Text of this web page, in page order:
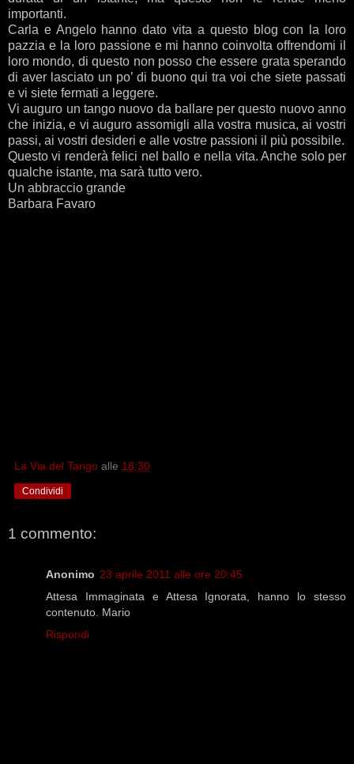
importanti.
Carla e Angelo hanno dato vita a questo blog con la loro
pazzia e la loro passione e mi hanno coinvolta offrendomi il
loro mondo, di questo non posso che essere grata sperando
di aver lasciato un po’ di buono qui tra voi che siete passati
e vi siete fermati a leggere.
Vi auguro un tango nuovo da ballare per questo nuovo anno
che inizia, e vi auguro assomigli alla vostra musica, ai vostri
passi, ai vostri desideri e alle vostre passioni il più possibile.
Questo vi renderà felici nel ballo e nella vita. Anche solo per
qualche istante, ma sarà tutto vero.
Un abbraccio grande
Barbara Favaro
La Via del Tango alle 18:30
Condividi
1 commento:
Anonimo 23 aprile 2011 alle ore 20:45
Attesa Immaginata e Attesa Ignorata, hanno lo stesso
contenuto. Mario
Rispondi